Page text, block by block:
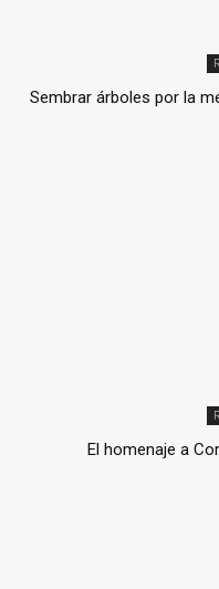
Sembrar árboles por la
El homenaje a